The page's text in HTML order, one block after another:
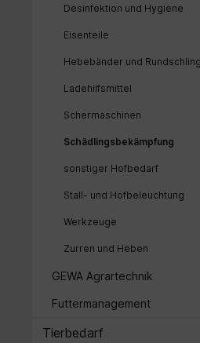
Desinfektion und Hygiene
Eisenteile
Hebebänder und
Ladehilfsmittel
Schermaschinen
Schädlingsbekämpfung
sonstiger Hofbedarf
Stall- und Hofbeleuchtung
Werkzeuge
Zurren und Heben
GEWA Agrartechnik
Futtermanagement
Tierbedarf